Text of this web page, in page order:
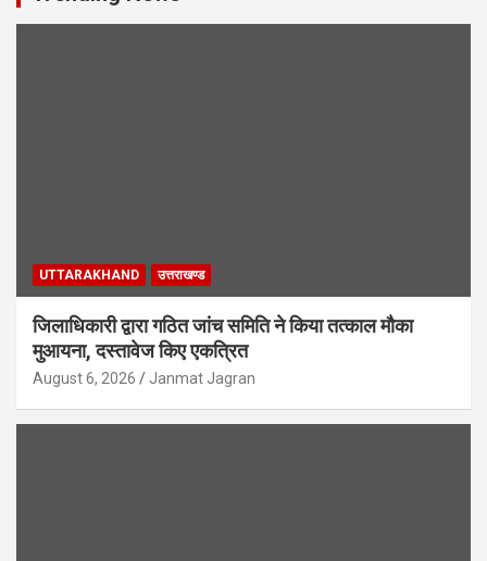
UTTARAKHAND उत्तराखण्ड
जिलाधिकारी द्वारा गठित जांच समिति ने किया तत्काल मौका
मुआयना, दस्तावेज किए एकत्रित
August 6, 2026 Janmat Jagran